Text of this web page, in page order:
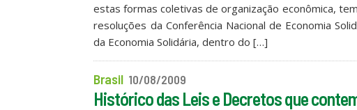
estas formas coletivas de organização econômica,
resoluções da Conferência Nacional de Economia
da Economia Solidária, dentro do […]
Brasil 10/08/2009
Histórico das Leis e Decretos que